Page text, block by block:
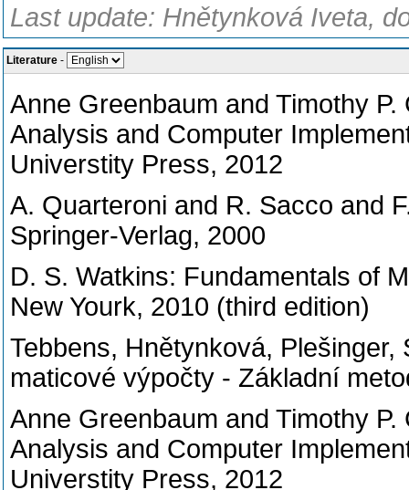
Last update: Hnětynková Iveta,
Literature -
Anne Greenbaum and Timothy
Analysis and Computer
Universtity Press, 2012
A. Quarteroni and R. Sacco and
Springer-Verlag, 2000
D. S. Watkins: Fundamentals of
New Yourk, 2010 (third edition)
Tebbens, Hnětynková,
maticové výpočty - Základní
Anne Greenbaum and Timothy
Analysis and Computer
Universtity Press, 2012